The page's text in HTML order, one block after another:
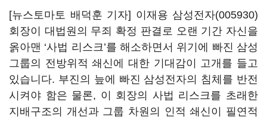
[뉴스토마토 배덕훈 기자] 이재용 삼성전자(005930)
회장이 대법원의 무죄 확정 판결로 오랜 기간 자신을
옭아맨 ‘사법 리스크’를 해소하면서 위기에 빠진 삼성
그룹의 전방위적 쇄신에 대한 기대감이 고개를 들고
있습니다. 부진의 늪에 빠진 삼성전자의 침체를 반전
시켜야 함은 물론, 이 회장의 사법 리스크를 초래한
지배구조의 개선과 그룹 차원의 인적 쇄신이 필연적